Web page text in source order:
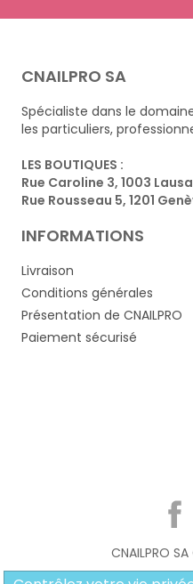
CNAILPRO SA
Spécialiste dans le
les particuliers,
LES BOUTIQUES :
Rue Caroline 3, 1003
Rue Rousseau 5, 1201
INFORMATIONS
Livraison
Conditions générales
Présentation de CNAILPRO
Paiement sécurisé
CNAILPRO